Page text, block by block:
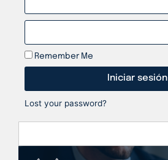
Remember Me
Iniciar sesión
Lost your password?